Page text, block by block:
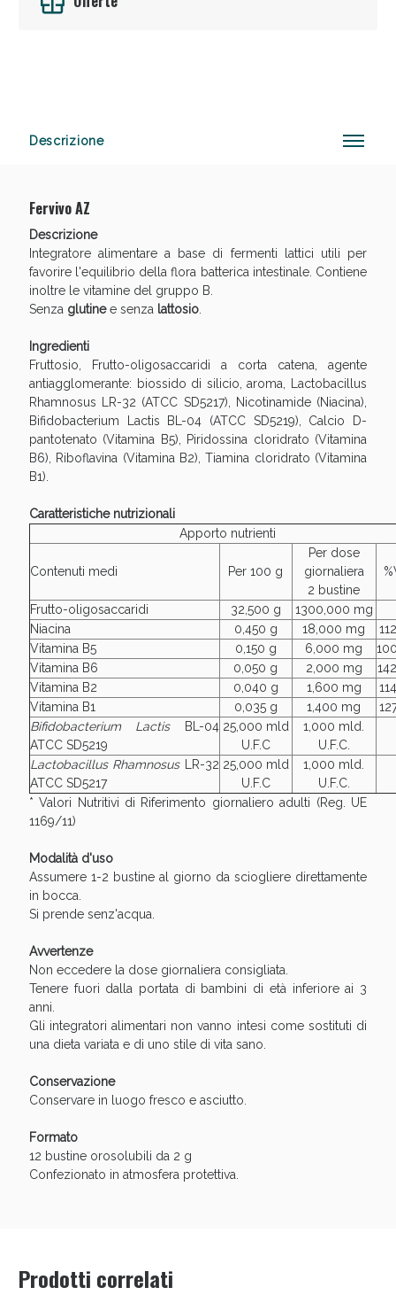
Descrizione
Fervivo AZ
Descrizione
Integratore alimentare a base di fermenti lattici utili per
favorire l'equilibrio della flora batterica intestinale. Contiene
inoltre le vitamine del gruppo B.
Senza glutinee senza lattosio.
Ingredienti
Fruttosio, Frutto-oligosaccaridi a corta catena, agente
antiagglomerante: biossido di silicio, aroma, Lactobacillus
Rhamnosus LR-32 (ATCC SD5217), Nicotinamide (Niacina),
Bifidobacterium Lactis BL-04 (ATCC SD5219), Calcio D-
pantotenato (Vitamina B5), Piridossina cloridrato (Vitamina
B6), Riboflavina (Vitamina B2), Tiamina cloridrato (Vitamina
B1).
Caratteristiche nutrizionali
Apporto nutrienti
Contenuti medi Per 100 g
Per dose
giornaliera
2 bustine
Frutto-oligosaccaridi 32,500 g
1300,000 mg
Niacina
0,450 g 18,000 mg
Vitamina B5
0,150 g 6,000 mg
Vitamina B6
0,050 g 2,000 mg
Vitamina B2
0,040 g 1,600 mg
Vitamina B1
0,035 g 1,400 mg
Bifidobacterium LactisBL-04
ATCC SD5219
25,000 mld
U.F.C
1,000 mld.
U.F.C.
Lactobacillus RhamnosusLR-32
ATCC SD5217
25,000 mld
U.F.C
1,000 mld.
U.F.C.
* Valori Nutritivi di Riferimento giornaliero adulti (Reg. UE
1169/11)
Modalità d'uso
Assumere 1-2 bustine al giorno da sciogliere direttamente
in bocca.
Si prende senz'acqua.
Avvertenze
Non eccedere la dose giornaliera consigliata.
Tenere fuori dalla portata di bambini di età inferiore ai 3
anni.
Gli integratori alimentari non vanno intesi come sostituti di
una dieta variata e di uno stile di vita sano.
Conservazione
Conservare in luogo fresco e asciutto.
Formato
12 bustine orosolubili da 2 g
Confezionato in atmosfera protettiva.
Prodotti correlati
Scopri le offerte di Oggi